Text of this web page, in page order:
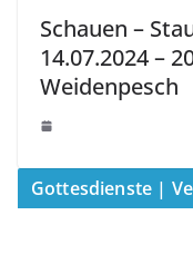
Schauen –
14.07.2024 –
Weidenpesch
Gottesdienste |